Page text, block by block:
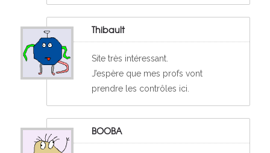
Thibault
Site très intéressant.
J’espère que mes profs vont
prendre les contrôles ici.
BOOBA